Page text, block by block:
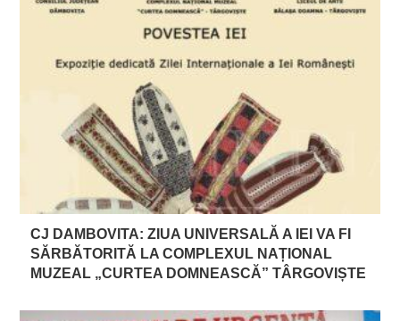
CJ DAMBOVITA: ZIUA UNIVERSALĂ A IEI VA FI
SĂRBĂTORITĂ LA COMPLEXUL NAȚIONAL
MUZEAL „CURTEA DOMNEASCĂ” TÂRGOVIȘTE